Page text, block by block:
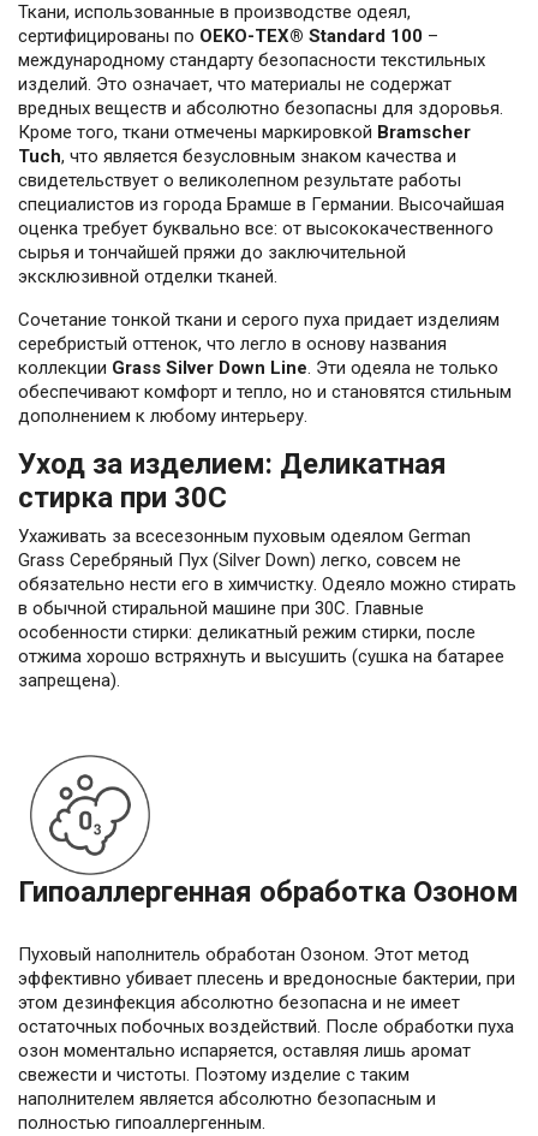
Ткани, использованные в производстве одеял,
сертифицированы по OEKO-TEX® Standard 100 –
международному стандарту безопасности текстильных
изделий. Это означает, что материалы не содержат
вредных веществ и абсолютно безопасны для здоровья.
Кроме того, ткани отмечены маркировкой Bramscher
Tuch, что является безусловным знаком качества и
свидетельствует о великолепном результате работы
специалистов из города Брамше в Германии. Высочайшая
оценка требует буквально все: от высококачественного
сырья и тончайшей пряжи до заключительной
эксклюзивной отделки тканей.
Сочетание тонкой ткани и серого пуха придает изделиям
серебристый оттенок, что легло в основу названия
коллекции Grass Silver Down Line. Эти одеяла не только
обеспечивают комфорт и тепло, но и становятся стильным
дополнением к любому интерьеру.
Уход за изделием: Деликатная
стирка при 30С
Ухаживать за всесезонным пуховым одеялом German
Grass Серебряный Пух (Silver Down) легко, совсем не
обязательно нести его в химчистку. Одеяло можно стирать
в обычной стиральной машине при 30С. Главные
особенности стирки: деликатный режим стирки, после
отжима хорошо встряхнуть и высушить (сушка на батарее
запрещена).
Гипоаллергенная обработка Озоном
Пуховый наполнитель обработан Озоном. Этот метод
эффективно убивает плесень и вредоносные бактерии, при
этом дезинфекция абсолютно безопасна и не имеет
остаточных побочных воздействий. После обработки пуха
озон моментально испаряется, оставляя лишь аромат
свежести и чистоты. Поэтому изделие с таким
наполнителем является абсолютно безопасным и
полностью гипоаллергенным.